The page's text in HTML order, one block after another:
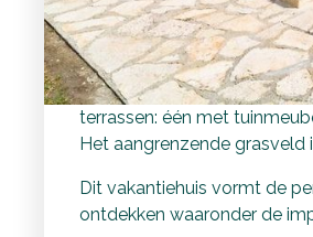
Dit vakantiehuis ligt op een
kunnen de kinderen zich
tafelvoetbal zodat het hele
en wordt omgeven door
terrassen: één met
Het aangrenzende
Dit vakantiehuis vormt de
ontdekken waaronder de